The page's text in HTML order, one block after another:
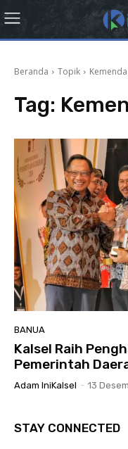
Beranda Topik
Tag:
BANUA
Kalsel Raih
Pemerintah
Adam IniKalsel - 13
STAY CONNECTED